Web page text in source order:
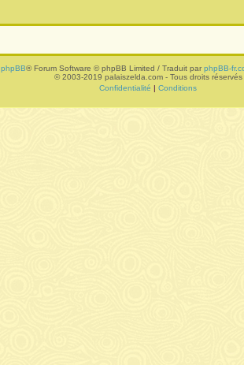
phpBB® Forum Software © phpBB Limited / Traduit par phpBB-
© 2003-2019 palaiszelda.com - Tous droits réservés
Confidentialité | Conditions